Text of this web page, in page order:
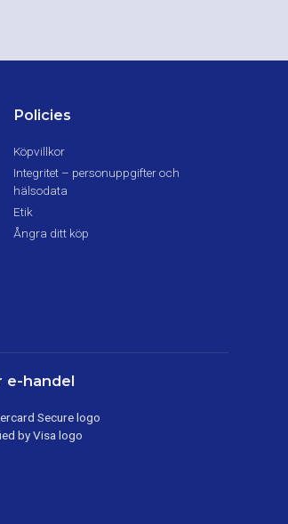
Policies
Köpvillkor
Integritet – personuppgifter och
hälsodata
Etik
Ångra ditt köp
e-handel